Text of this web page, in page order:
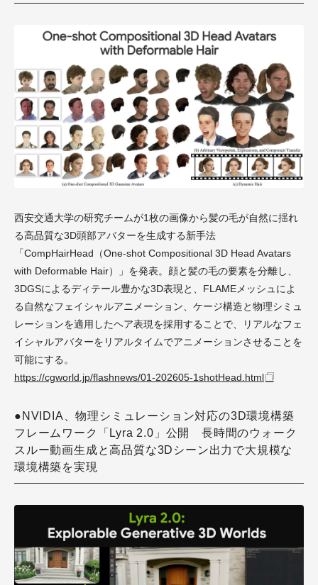
西安交通大学の研究チームが1枚の画像から髪の毛が自然に揺れ
る高品質な3D頭部アバターを生成する新手法
「CompHairHead（One-shot Compositional 3D Head Avatars
with Deformable Hair）」を発表。顔と髪の毛の要素を分離し、
3DGSによるディテール豊かな3D表現と、FLAMEメッシュによ
る自然なフェイシャルアニメーション、ケージ構造と物理シミュ
レーションを適用したヘア表現を採用することで、リアルなフェ
イシャルアバターをリアルタイムでアニメーションさせることを
可能にする。
https://cgworld.jp/flashnews/01-202605-1shotHead.html
●NVIDIA、物理シミュレーション対応の3D環境構築
フレームワーク「Lyra 2.0」公開 長時間のウォーク
スルー動画生成と高品質な3Dシーン出力で大規模な
環境構築を実現